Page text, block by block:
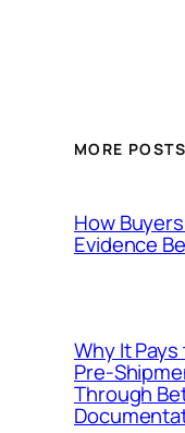
MORE POSTS
How
Evidence
Why It
Pre-
Through